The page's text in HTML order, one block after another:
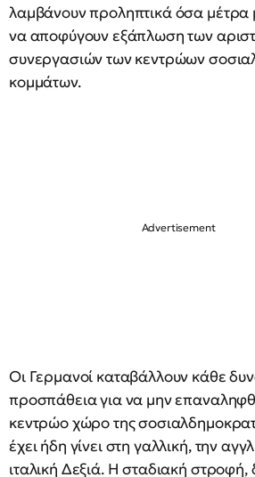
λαμβάνουν προληπτικά όσα μέτρα
να αποφύγουν εξάπλωση των
συνεργασιών των κεντρώων
κομμάτων.
Οι Γερμανοί καταβάλλουν κάθε
προσπάθεια για να μην
κεντρώο χώρο της
έχει ήδη γίνει στη γαλλική, την
ιταλική Δεξιά. Η σταδιακή